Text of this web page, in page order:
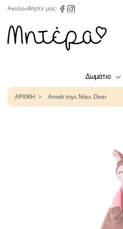
Ακολουθήστε μας:
Δωμάτιο
ΑΡΧΙΚΗ Amek toys Νάνι Deer